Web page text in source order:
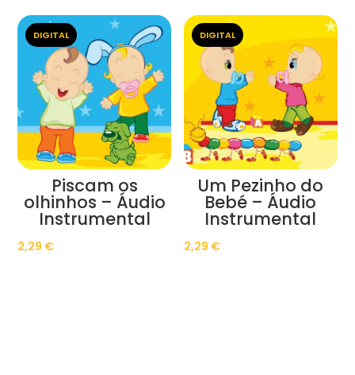
DIGITAL
Piscam os
olhinhos – Áudio
Instrumental
2,29 €
DIGITAL
Um Pezinho do
Bebé – Áudio
Instrumental
2,29 €